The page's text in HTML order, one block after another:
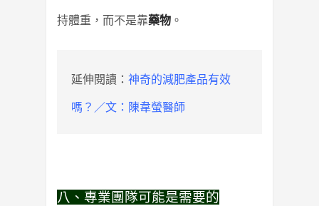
持體重，而不是靠藥物 。
延伸閱讀： 神奇的減肥產品有效
嗎？／文：陳韋螢醫師
八、專業團隊可能是需要的